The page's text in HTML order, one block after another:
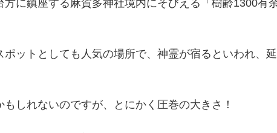
に鎮座する麻賀多神社境内にそびえる「樹齢1300有
ットとしても人気の場所で、神霊が宿るといわれ、
しれないのですが、とにかく圧巻の大きさ！